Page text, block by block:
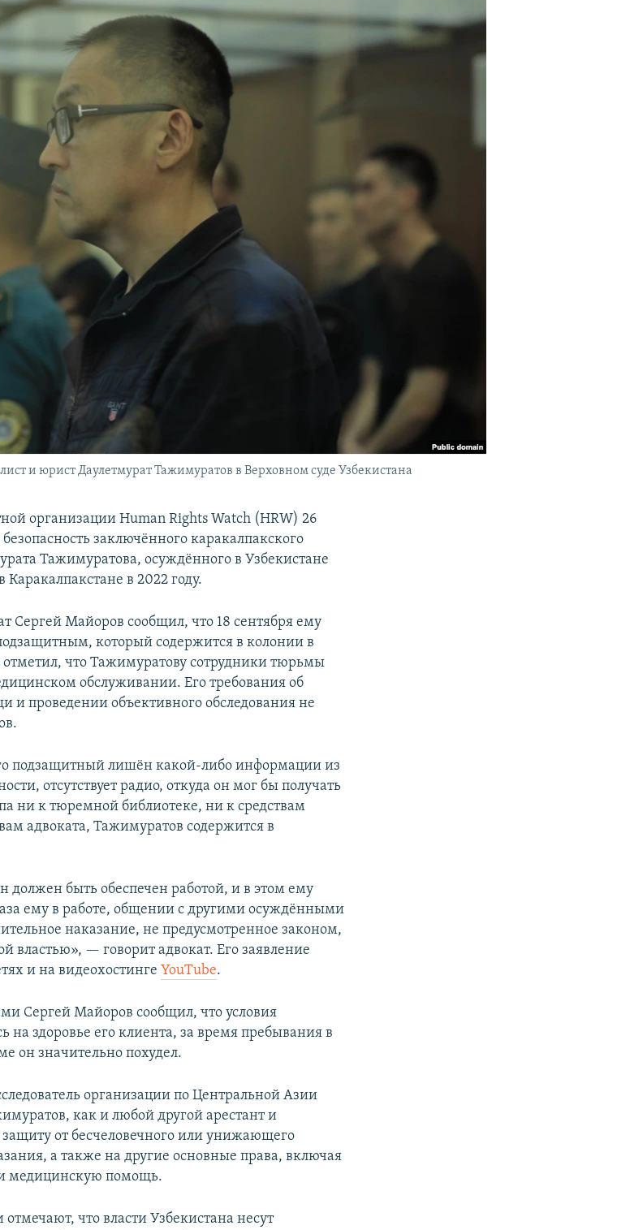
и юрист Даулетмурат Тажимуратов в Верховном суде Узбекистана
организации Human Rights Watch (HRW) 26
заключённого каракалпакского
Тажимуратова, осуждённого в Узбекистане
Каракалпакстане в 2022 году.
Сергей Майоров сообщил, что 18 сентября ему
который содержится в колонии в
что Тажимуратову сотрудники тюрьмы
обслуживании. Его требования об
проведении объективного обследования не
подзащитный лишён какой-либо информации из
отсутствует радио, откуда он мог бы получать
ни к тюремной библиотеке, ни к средствам
адвоката, Тажимуратов содержится в
быть обеспечен работой, и в этом ему
ему в работе, общении с другими осуждёнными
наказание, не предусмотренное законом,
властью», — говорит адвокат. Его заявление
и на видеохостингеYouTube.
Сергей Майоров сообщил, что условия
на здоровье его клиента, за время пребывания в
он значительно похудел.
организации по Центральной Азии
как и любой другой арестант и
от бесчеловечного или унижающего
а также на другие основные права, включая
медицинскую помощь.
что власти Узбекистана несут